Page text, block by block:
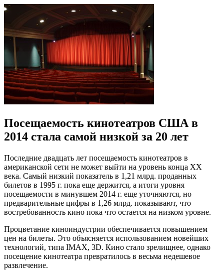
Посещаемость кинотеатров США в
2014 стала самой низкой за 20 лет
Последние двадцать лет посещаемость кинотеатров в
американской сети не может выйти на уровень конца ХХ
века. Самый низкий показатель в 1,21 млрд. проданных
билетов в 1995 г. пока еще держится, а итоги уровня
посещаемости в минувшем 2014 г. еще уточняются, но
предварительные цифры в 1,26 млрд. показывают, что
востребованность кино пока что остается на низком уровне.
Процветание киноиндустрии обеспечивается повышением
цен на билеты. Это объясняется использованием новейших
технологий, типа IMAX, 3D. Кино стало зрелищнее, однако
посещение кинотеатра превратилось в весьма недешевое
развлечение.